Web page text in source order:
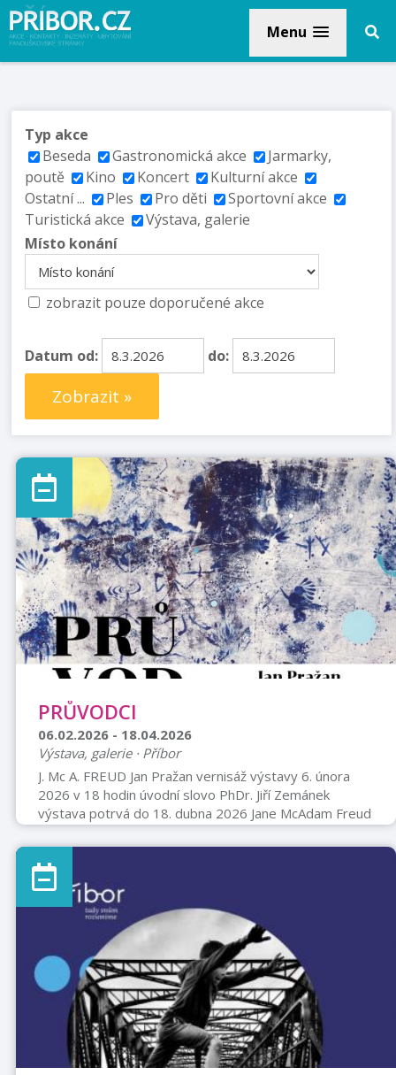
Menu
Typ akce
Beseda
Gastronomická akce
Jarmarky,
poutě
Kino Koncert
Kulturní akce
Ostatní ...
Ples Pro děti
Sportovní akce
Turistická akce
Výstava, galerie
Místo konání
zobrazit pouze doporučené akce
Datum od: do:
Zobrazit »
PRŮVODCI
06.02.2026 - 18.04.2026
Výstava, galerie · Příbor
J. Mc A. FREUD Jan Pražan vernisáž výstavy 6. února
2026 v 18 hodin úvodní slovo PhDr. Jiří Zemánek
výstava potrvá do 18. dubna 2026 Jane McAdam Freud
gallery Náměstí Sigmunda Freuda 29 Přibor otevírací
doba: So-Ne 10-12 a 13-15